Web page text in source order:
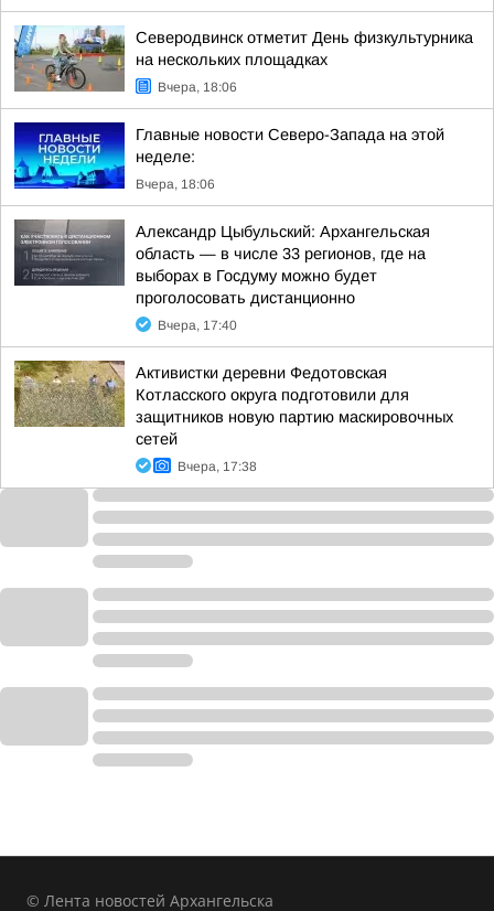
Северодвинск отметит День физкультурника
на нескольких площадках
Вчера, 18:06
Главные новости Северо-Запада на этой
неделе:
Вчера, 18:06
Александр Цыбульский: Архангельская
область — в числе 33 регионов, где на
выборах в Госдуму можно будет
проголосовать дистанционно
Вчера, 17:40
Активистки деревни Федотовская
Котласского округа подготовили для
защитников новую партию маскировочных
сетей
Вчера, 17:38
© Лента новостей Архангельска